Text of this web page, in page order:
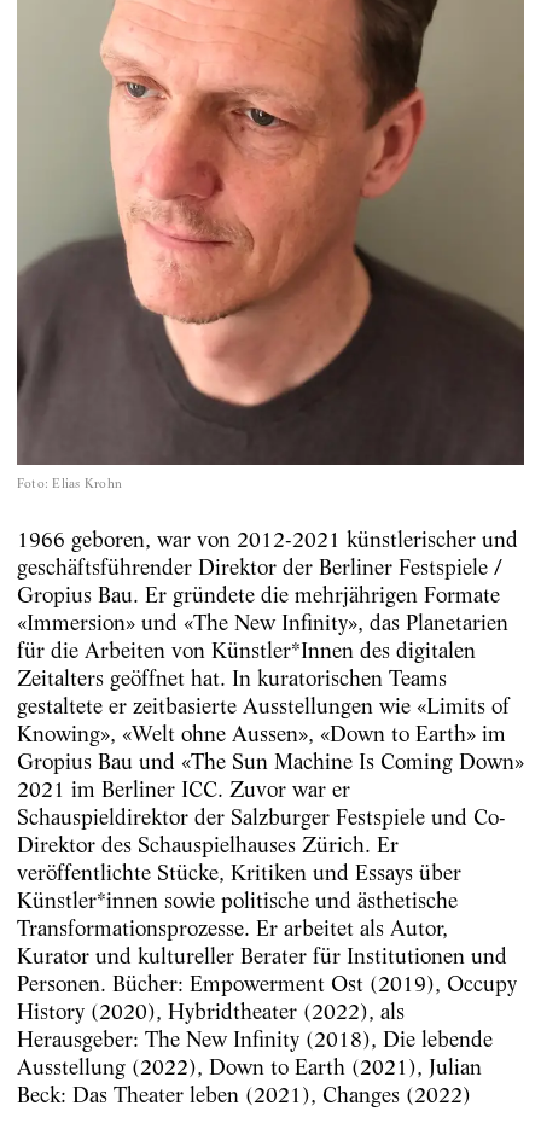
Foto: Elias Krohn
1966 geboren, war von 2012-2021 künstlerischer und
geschäftsführender Direktor der Berliner Festspiele /
Gropius Bau. Er gründete die mehrjährigen Formate
«Immersion» und «The New Infinity», das Planetarien
für die Arbeiten von Künstler*Innen des digitalen
Zeitalters geöffnet hat. In kuratorischen Teams
gestaltete er zeitbasierte Ausstellungen wie «Limits of
Knowing», «Welt ohne Aussen», «Down to Earth» im
Gropius Bau und «The Sun Machine Is Coming Down»
2021 im Berliner ICC. Zuvor war er
Schauspieldirektor der Salzburger Festspiele und Co-
Direktor des Schauspielhauses Zürich. Er
veröffentlichte Stücke, Kritiken und Essays über
Künstler*innen sowie politische und ästhetische
Transformationsprozesse. Er arbeitet als Autor,
Kurator und kultureller Berater für Institutionen und
Personen. Bücher: Empowerment Ost (2019), Occupy
History (2020), Hybridtheater (2022), als
Herausgeber: The New Infinity (2018), Die lebende
Ausstellung (2022), Down to Earth (2021), Julian
Beck: Das Theater leben (2021), Changes (2022)